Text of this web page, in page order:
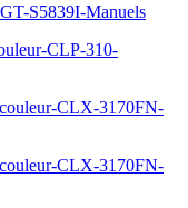
S5839I-Manuels
CLP-310-
CLX-3170FN-
CLX-3170FN-